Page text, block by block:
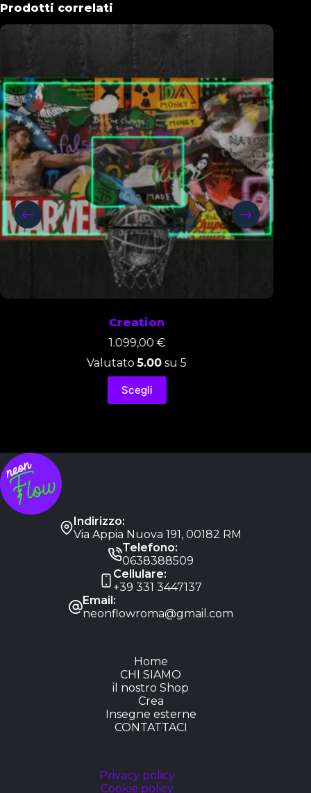
Prodotti correlati
Creation
1.099,00€
Valutato5.00 su 5
Scegli
Indirizzo:
Via Appia Nuova 191, 00182 RM
Telefono:
0638388509
Cellulare:
+39 331 3447137
Email:
neonflowroma@gmail.com
Home
CHI SIAMO
il nostro Shop
Crea
Insegne esterne
CONTATTACI
Privacy policy
Cookie policy